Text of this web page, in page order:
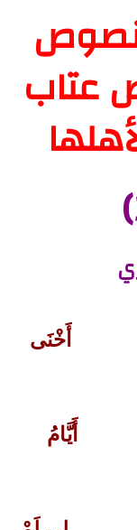
عتاب
أَخْنَى
أَيَّامُ